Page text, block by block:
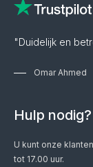
"Duidelijk en
Omar Ahmed
Hulp nodig?
U kunt onze
tot 17.00 uur.